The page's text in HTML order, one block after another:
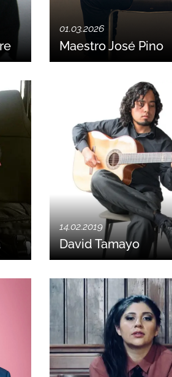
01.03.2026
Maestro José Pino
14.02.2019
David Tamayo